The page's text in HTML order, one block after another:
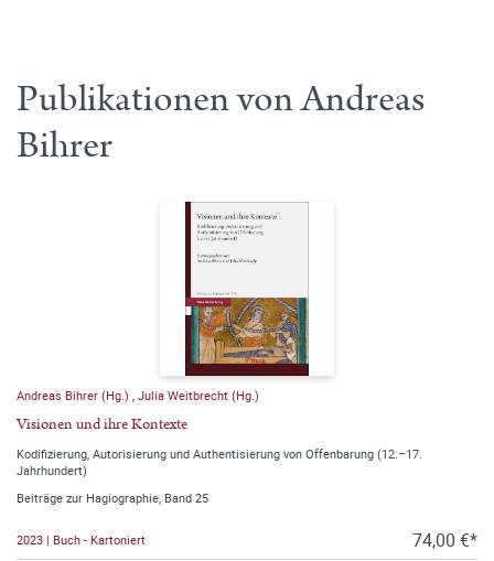
Publikationen von Andreas
Bihrer
Andreas Bihrer (Hg.) Julia Weitbrecht (Hg.)
Visionen und ihre Kontexte
Kodifizierung, Autorisierung und Authentisierung von Offenbarung (12.–17.
Jahrhundert)
Beiträge zur Hagiographie, Band 25
2023 | Buch - Kartoniert 74,00 €*